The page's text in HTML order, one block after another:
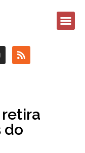
retira
do